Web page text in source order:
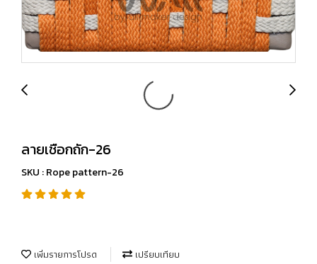
ลายเชือกถัก-26
SKU : Rope pattern-26
เพิ่มรายการโปรด เปรียบเทียบ